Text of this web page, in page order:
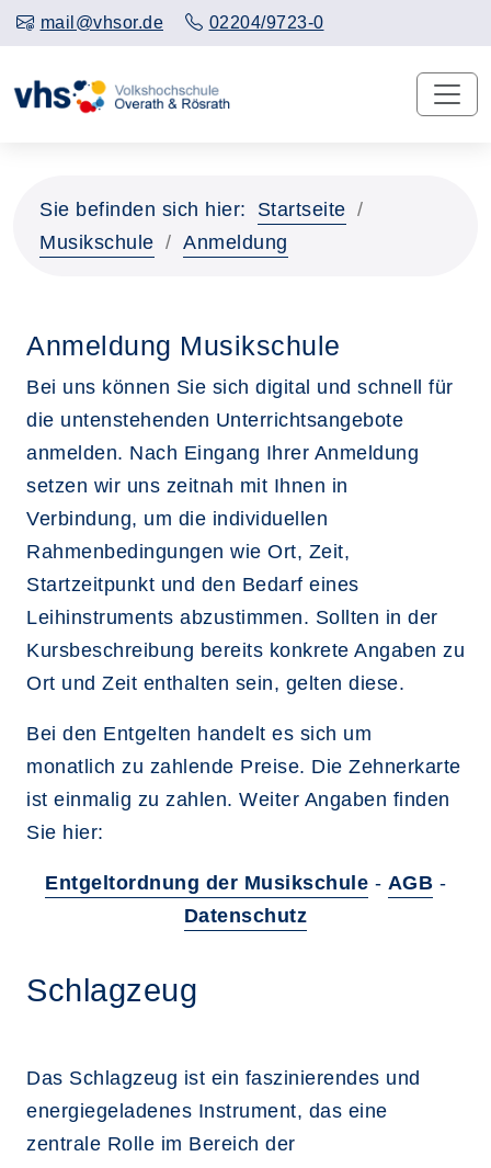
mail@vhsor.de 02204/9723-0
Sie befinden sich hier:
Startseite
Musikschule
Anmeldung
Anmeldung Musikschule
Bei uns können Sie sich digital und schnell für
die untenstehenden Unterrichtsangebote
anmelden. Nach Eingang Ihrer Anmeldung
setzen wir uns zeitnah mit Ihnen in
Verbindung, um die individuellen
Rahmenbedingungen wie Ort, Zeit,
Startzeitpunkt und den Bedarf eines
Leihinstruments abzustimmen. Sollten in der
Kursbeschreibung bereits konkrete Angaben zu
Ort und Zeit enthalten sein, gelten diese.
Bei den Entgelten handelt es sich um
monatlich zu zahlende Preise. Die Zehnerkarte
ist einmalig zu zahlen. Weiter Angaben finden
Sie hier:
Entgeltordnung der Musikschule - AGB -
Datenschutz
Schlagzeug
Das Schlagzeug ist ein faszinierendes und
energiegeladenes Instrument, das eine
zentrale Rolle im Bereich der